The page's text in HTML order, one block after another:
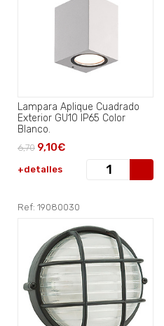
Lampara Aplique Cuadrado
Exterior GU10 IP65 Color
Blanco.
6,70 9,10€
+detalles
Ref: 19080030